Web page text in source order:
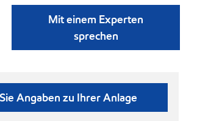
Mit einem Experten
sprechen
Angaben zu Ihrer Anlage